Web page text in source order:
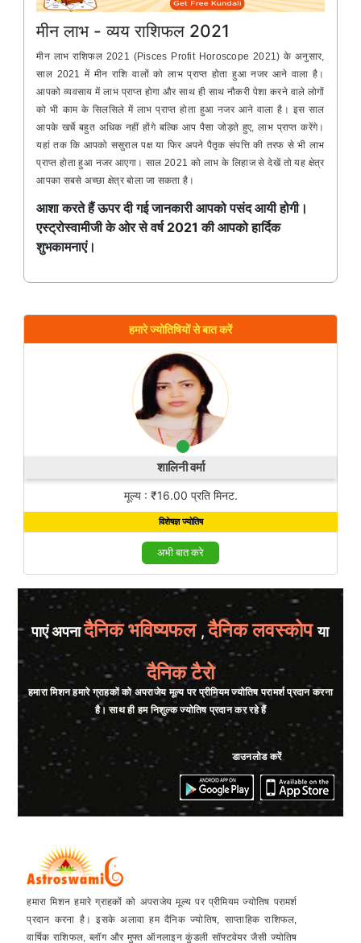
मीन लाभ - व्यय राशिफल 2021
मीन लाभ राशिफल 2021 (Pisces Profit Horoscope 2021) के अनुसार,
साल 2021 में मीन राशि वालों को लाभ प्राप्त होता हुआ नजर आने वाला है।
आपको व्यवसाय में लाभ प्राप्त होगा और साथ ही साथ नौकरी पेशा करने वाले लोगों
को भी काम के सिलसिले में लाभ प्राप्त होता हुआ नजर आने वाला है। इस साल
आपके खर्चे बहुत अधिक नहीं होंगे बल्कि आप पैसा जोड़ते हुए, लाभ प्राप्त करेंगे।
यहां तक कि आपको ससुराल पक्ष या फिर अपने पैतृक संपत्ति की तरफ से भी लाभ
प्राप्त होता हुआ नजर आएगा। साल 2021 को लाभ के लिहाज से देखें तो यह क्षेत्र
आपका सबसे अच्छा क्षेत्र बोला जा सकता है।
आशा करते हैं ऊपर दी गई जानकारी आपको पसंद आयी होगी।
एस्ट्रोस्वामीजी के ओर से वर्ष 2021 की आपको हार्दिक
शुभकामनाएं।
हमारे ज्योतिषियों से बात करें
शालिनी वर्मा
मूल्य : ₹16.00 प्रति मिनट.
विशेषज्ञ ज्योतिष
अभी बात करे
पाएं अपनादैनिक भविष्यफल ,दैनिक लवस्कोपया
दैनिक टैरो
हमारा मिशन हमारे ग्राहकों को अपराजेय मूल्य पर प्रीमियम ज्योतिष परामर्श प्रदान करना
है। साथ ही हम निशुल्क ज्योतिष प्रदान कर रहे हैं
डाउनलोड करें
हमारा मिशन हमारे ग्राहकों को अपराजेय मूल्य पर प्रीमियम ज्योतिष परामर्श
प्रदान करना है। इसके अलावा हम दैनिक ज्योतिष, साप्ताहिक राशिफल,
वार्षिक राशिफल, ब्लॉग और मुफ्त ऑनलाइन कुंडली सॉफ्टवेयर जैसी ज्योतिष